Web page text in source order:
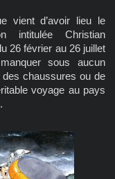
vient d’avoir lieu le
intitulée Christian
26 février au 26 juillet
sous aucun
des chaussures ou de
voyage au pays